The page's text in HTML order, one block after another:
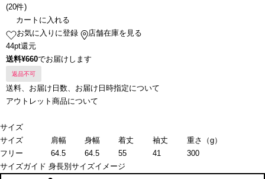
(20件)
カートに入れる
お気に入りに登録
店舗在庫を見る
44pt還元
送料¥660でお届けします
返品不可
送料、お届け日数、お届け日時指定について
アウトレット商品について
サイズ
サイズ
肩幅 身幅 着丈 袖丈
重さ（g）
フリー
64.5 64.5 55 41
300
サイズガイド 身長別サイズイメージ